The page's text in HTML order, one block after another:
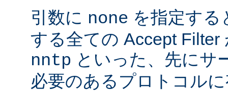
引数に none を指定す
する全ての Accept Filter
nntp といった、先にサ
必要のあるプロトコル